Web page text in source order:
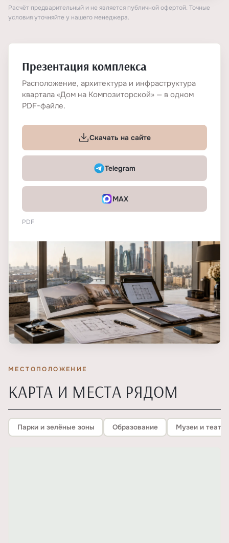
Расчёт предварительный и не является публичной офертой. Точные
условия уточняйте у нашего менеджера.
Презентация комплекса
Расположение, архитектура и инфраструктура
квартала «Дом на Композиторской» — в одном
PDF-файле.
Скачать на сайте
Telegram
MAX
PDF
МЕСТОПОЛОЖЕНИЕ
КАРТА И МЕСТА РЯДОМ
Парки и зелёные зоны Образование Музеи и